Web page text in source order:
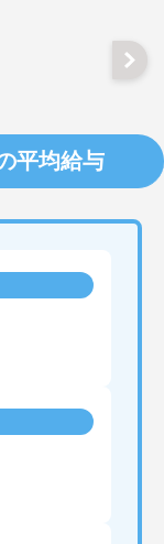
平均給与